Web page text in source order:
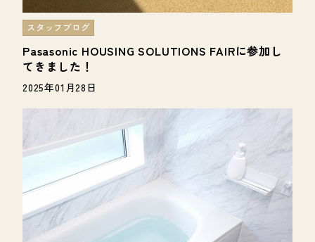
Pasasonic HOUSING SOLUTIONS FAIRに参加し
てきました！
スタッフブログ
2025年01月28日